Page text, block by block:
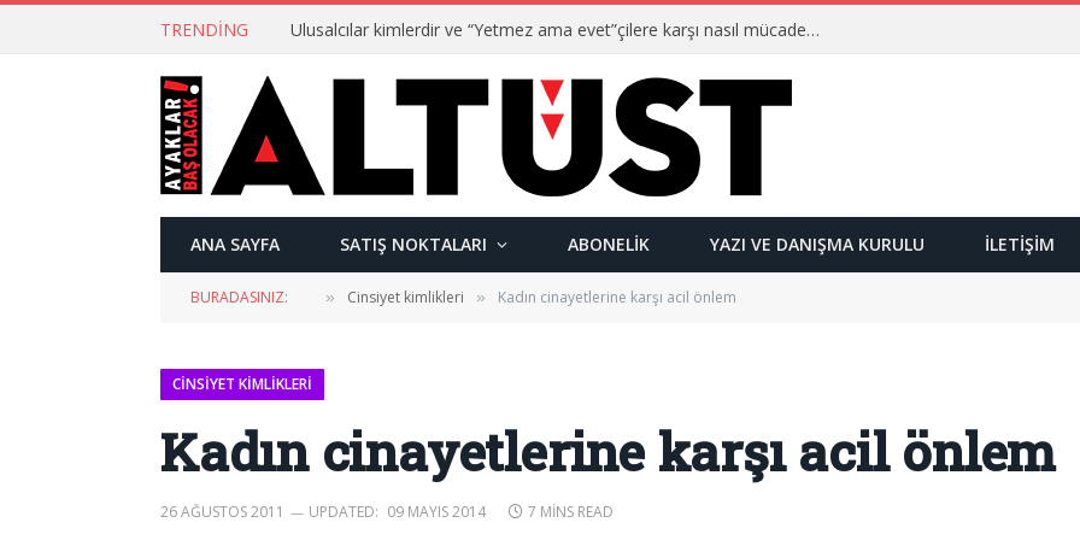
TRENDING Ulusalcılar kimlerdir ve “Yetmez ama evet”çilere karşı nasıl mücadele ederler?
ANA SAYFA SATIŞ NOKTALARI ABONELIK YAZI VE DANIŞMA KURULU İLETIŞIM
BURADASINIZ: » Cinsiyet kimlikleri » Kadın cinayetlerine karşı acil önlem
CINSIYET KIMLIKLERI
Kadın cinayetlerine karşı acil önlem
26 AĞUSTOS 2011 UPDATED: 09 MAYIS 2014 7 MINS READ